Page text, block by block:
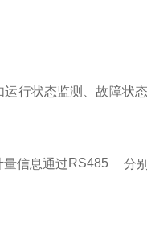
行状态监测、故障状
信息通过RS485 分